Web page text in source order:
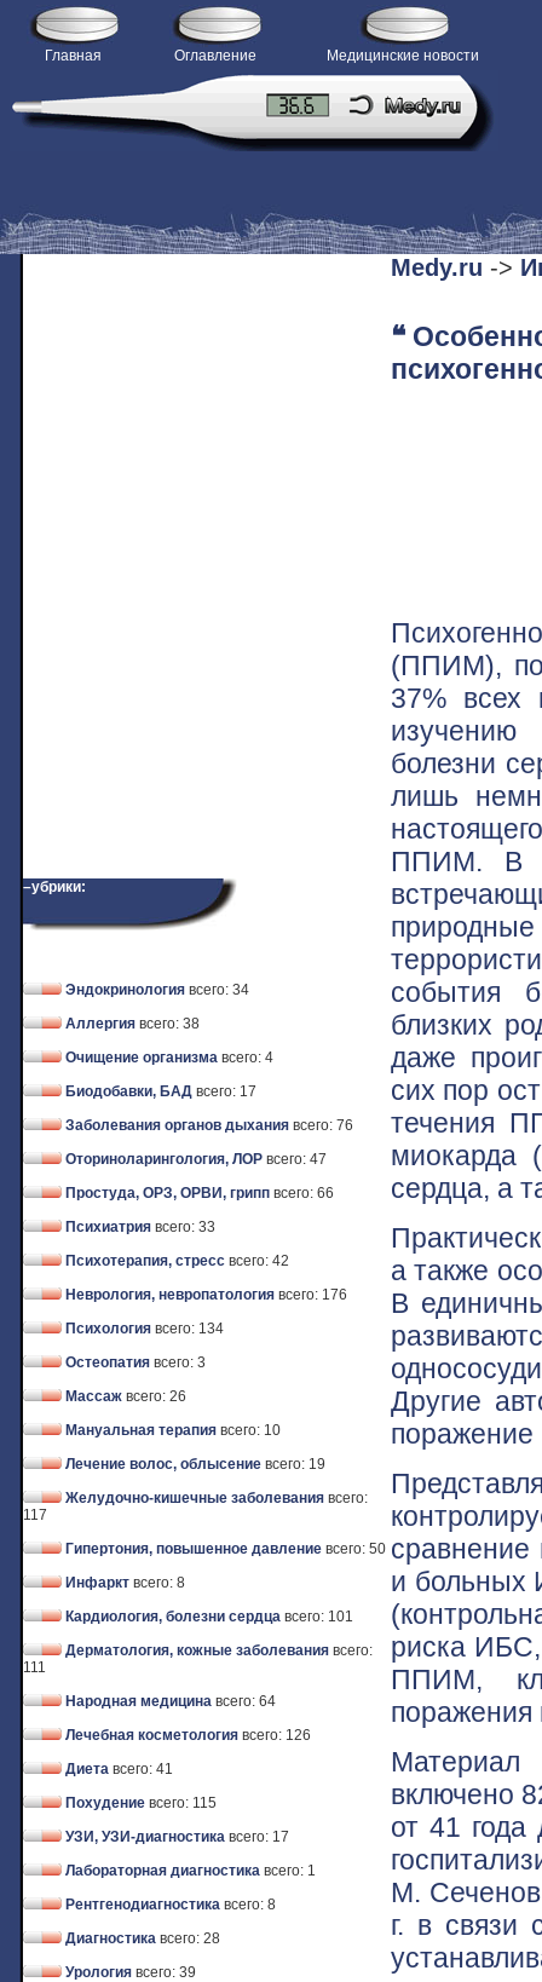
Главная Оглавление Медицинские новости
–убрики:
Эндокринология всего: 34
Аллергия всего: 38
Очищение организма всего: 4
Биодобавки, БАД всего: 17
Заболевания органов дыхания всего: 76
Оториноларингология, ЛОР всего: 47
Простуда, ОРЗ, ОРВИ, грипп всего: 66
Психиатрия всего: 33
Психотерапия, стресс всего: 42
Неврология, невропатология всего: 176
Психология всего: 134
Остеопатия всего: 3
Массаж всего: 26
Мануальная терапия всего: 10
Лечение волос, облысение всего: 19
Желудочно-кишечные заболевания всего:
117
Гипертония, повышенное давление всего: 50
Инфаркт всего: 8
Кардиология, болезни сердца всего: 101
Дерматология, кожные заболевания всего:
111
Народная медицина всего: 64
Лечебная косметология всего: 126
Диета всего: 41
Похудение всего: 115
УЗИ, УЗИ-диагностика всего: 17
Лабораторная диагностика всего: 1
Рентгенодиагностика всего: 8
Диагностика всего: 28
Урология всего: 39
Medy.ru ->
❝
(ППИМ), по
37% всех
болезни
лишь
ППИМ. В
события
близких
даже
сих пор
течения
миокарда
сердца, а
а также
В
Другие
поражение
и больных
риска
ППИМ,
поражения
Материал
включено
от 41 года
М.
г. в связи